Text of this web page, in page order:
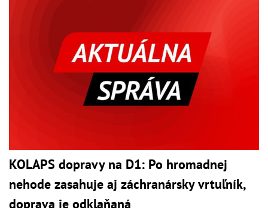
KOLAPS dopravy na D1: Po hromadnej
nehode zasahuje aj záchranársky vrtuľník,
doprava je odklaňaná